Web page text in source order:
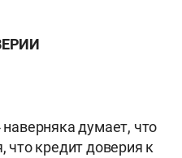
думает, что
кредит доверия к